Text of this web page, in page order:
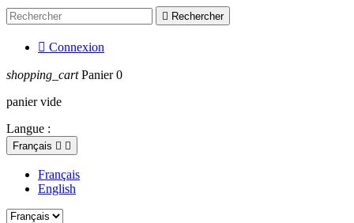
 Rechercher
 Connexion
shopping_cart Panier 0
panier vide
Langue :
Français  
Français
English